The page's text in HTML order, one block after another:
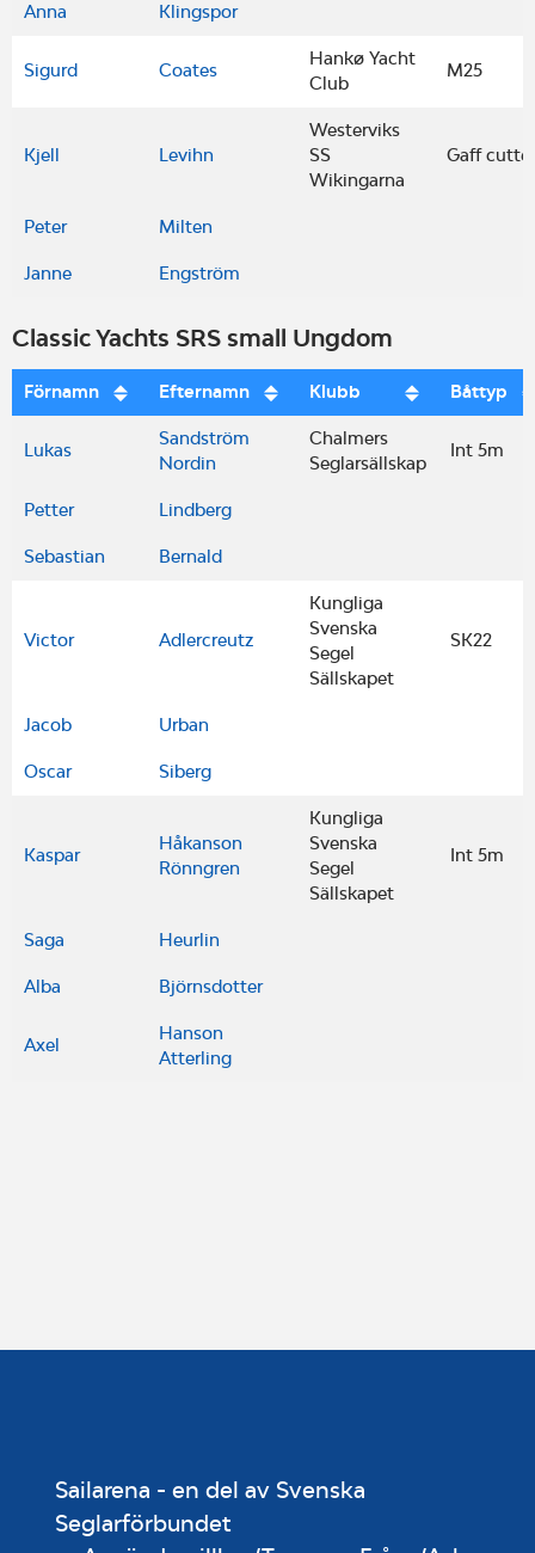
Anna Klingspor
Sigurd Coates
Hankø Yacht
Club
M25
Kjell Levihn
Westerviks
SS
Wikingarna
Gaff
Peter Milten
Janne Engström
Classic Yachts SRS small Ungdom
Förnamn Efternamn Klubb Båttyp
Lukas
Sandström
Nordin
Chalmers
Seglarsällskap
Int 5m
Petter Lindberg
Sebastian Bernald
Victor Adlercreutz
Kungliga
Svenska
Segel
Sällskapet
SK22
Jacob Urban
Oscar Siberg
Kaspar
Håkanson
Rönngren
Kungliga
Svenska
Segel
Sällskapet
Int 5m
Saga Heurlin
Alba Björnsdotter
Axel
Hanson
Atterling
Sailarena - en del av Svenska
Seglarförbundet